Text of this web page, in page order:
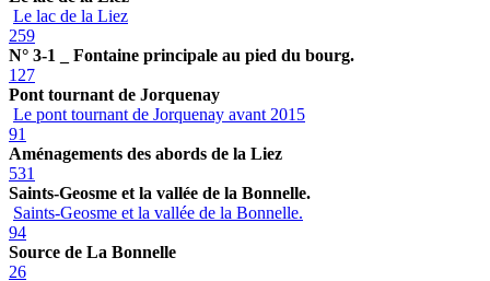
Le lac de la Liez
259
N° 3-1 _ Fontaine principale au pied du bourg.
127
Pont tournant de Jorquenay
Le pont tournant de Jorquenay avant 2015
91
Aménagements des abords de la Liez
531
Saints-Geosme et la vallée de la Bonnelle.
Saints-Geosme et la vallée de la Bonnelle.
94
Source de La Bonnelle
26